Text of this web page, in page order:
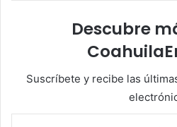
Descubre
Suscríbete y recibe las
Escribe tu correo electrónico…